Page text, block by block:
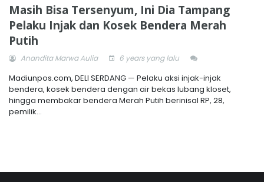
Masih Bisa Tersenyum, Ini Dia Tampang
Pelaku Injak dan Kosek Bendera Merah
Putih
Anandita Marwa Aulia 6 years yang lalu
Madiunpos.com, DELI SERDANG — Pelaku aksi injak-injak
bendera, kosek bendera dengan air bekas lubang kloset,
hingga membakar bendera Merah Putih berinisal RP, 28,
pemilik...